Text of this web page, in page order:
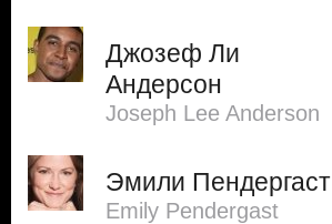
Джозеф Ли
Андерсон
Joseph Lee Anderson
Эмили Пендергаст
Emily Pendergast